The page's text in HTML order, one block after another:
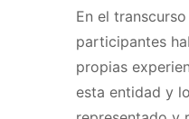
En el
participantes
propias
esta entidad y